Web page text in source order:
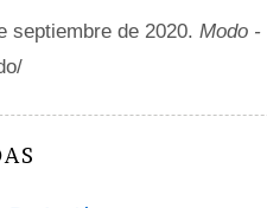
septiembre de 2020. Modo -